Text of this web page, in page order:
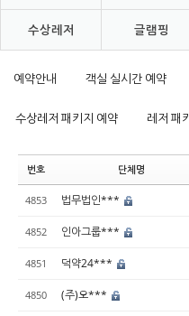
수상레저 글램핑
예약안내 객실 실시간 예약
수상레저 패키지 예약 레저 패
번호 단체명
4853 법무법인***
4852 인아그룹***
4851 덕약24***
4850 (주)오***